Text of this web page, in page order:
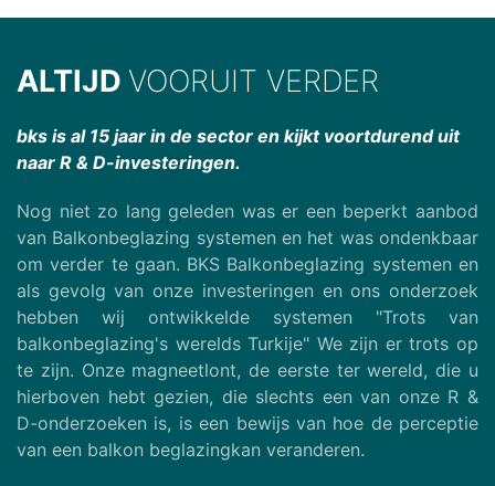
ALTIJD VOORUIT VERDER
bks is al 15 jaar in de sector en kijkt voortdurend uit
naar R & D-investeringen.
Nog niet zo lang geleden was er een beperkt aanbod
van Balkonbeglazing systemen en het was ondenkbaar
om verder te gaan. BKS Balkonbeglazing systemen en
als gevolg van onze investeringen en ons onderzoek
hebben wij ontwikkelde systemen "Trots van
balkonbeglazing's werelds Turkije" We zijn er trots op
te zijn. Onze magneetlont, de eerste ter wereld, die u
hierboven hebt gezien, die slechts een van onze R &
D-onderzoeken is, is een bewijs van hoe de perceptie
van een balkon beglazingkan veranderen.